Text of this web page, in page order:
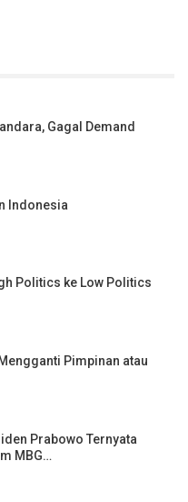
Gagal Demand
Indonesia
Politics ke Low Politics
Pimpinan atau
Prabowo Ternyata
MBG…